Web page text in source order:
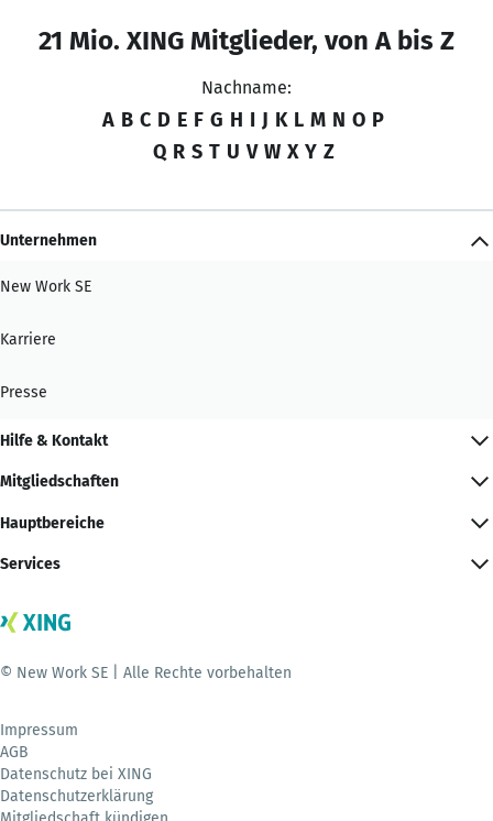
21 Mio. XING Mitglieder, von A bis Z
Nachname:
A B C D E F G H I J K L M N O P
Q R S T U V W X Y Z
Unternehmen
New Work SE
Karriere
Presse
Hilfe & Kontakt
Mitgliedschaften
Hauptbereiche
Services
© New Work SE | Alle Rechte vorbehalten
Impressum
AGB
Datenschutz bei XING
Datenschutzerklärung